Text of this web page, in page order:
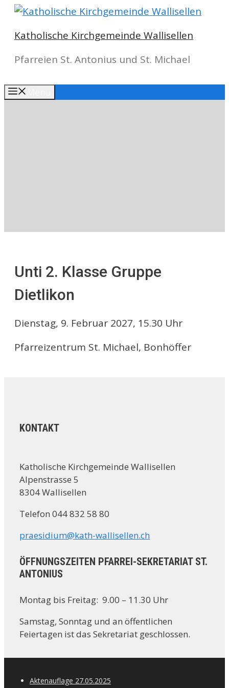
Springe
Inhalt
Katholische Kirchgemeinde Wallisellen
Pfarreien St. Antonius und St. Michael
Unti 2. Klasse Gruppe
Dietlikon
Dienstag, 9. Februar 2027, 15.30 Uhr
Pfarreizentrum St. Michael, Bonhöffer
KONTAKT
Katholische Kirchgemeinde Wallisellen
Alpenstrasse 5
8304 Wallisellen
Telefon 044 832 58 80
praesidium@kath-wallisellen.ch
ÖFFNUNGSZEITEN PFARREI-SEKRETARIAT ST.
ANTONIUS
Montag bis Freitag: 9.00 – 11.30 Uhr
Samstag, Sonntag und an öffentlichen
Feiertagen ist das Sekretariat geschlossen.
Aktenauflage 27.05.2025